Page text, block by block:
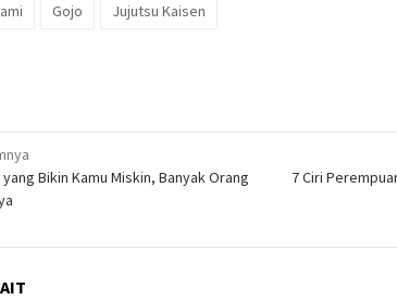
Gojo Jujutsu Kaisen
Bikin Kamu Miskin, Banyak Orang
7 Ciri